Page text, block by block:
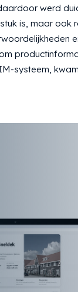
werd
is, maar ook
systeem,